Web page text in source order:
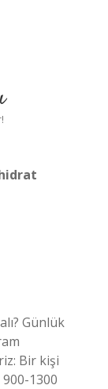
Günlük
Bir kişi
1300